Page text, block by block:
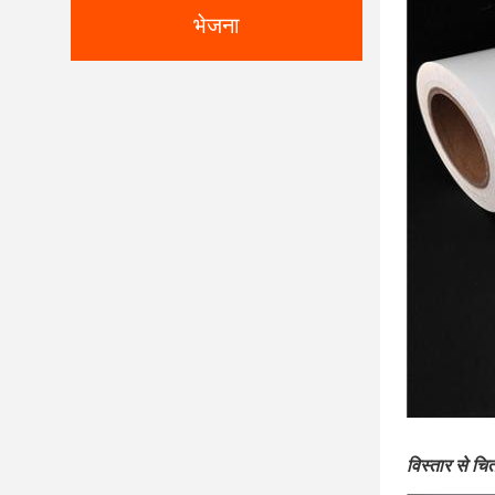
भेजना
विस्तार से